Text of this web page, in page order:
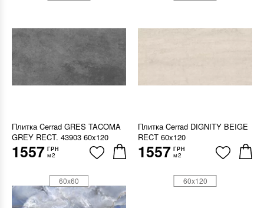
Плитка Cerrad GRES TACOMA
GREY RECT. 43903 60x120
1557 ГРН
м2
Плитка Cerrad DIGNITY BEIGE
RECT 60x120
1557 ГРН
м2
60x60 60x120